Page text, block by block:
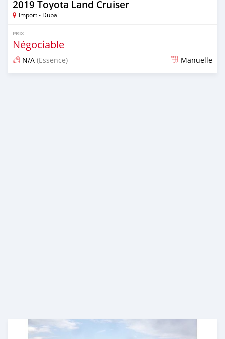
2019 Toyota Land Cruiser
Import - Dubai
PRIX
Négociable
N/A (Essence) Manuelle